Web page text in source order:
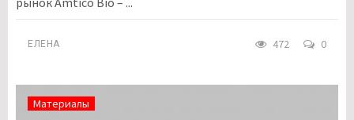
ЕЛЕНА 472 0
Материалы